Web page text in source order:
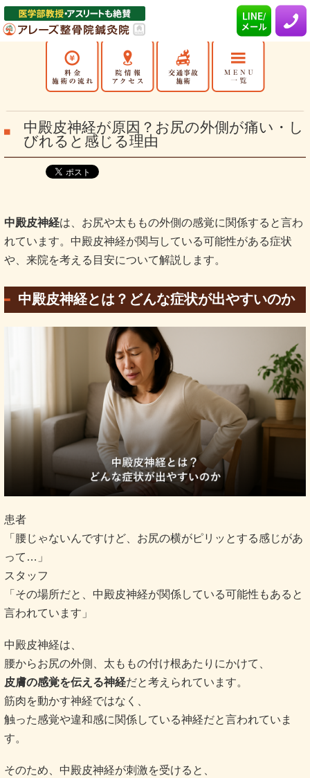
中殿皮神経が原因？お尻の外側が痛い・し
びれると感じる理由
中殿皮神経は、お尻や太ももの外側の感覚に関係すると言わ
れています。中殿皮神経が関与している可能性がある症状
や、来院を考える目安について解説します。
中殿皮神経とは？どんな症状が出やすいのか
患者
「腰じゃないんですけど、お尻の横がピリッとする感じがあ
って…」
スタッフ
「その場所だと、中殿皮神経が関係している可能性もあると
言われています」
中殿皮神経は、
腰からお尻の外側、太ももの付け根あたりにかけて、
皮膚の感覚を伝える神経だと考えられています。
筋肉を動かす神経ではなく、
触った感覚や違和感に関係している神経だと言われていま
す。
そのため、中殿皮神経が刺激を受けると、